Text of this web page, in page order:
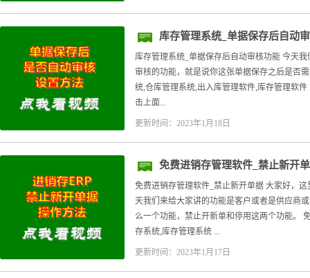
库存管理系统_单据保存后自动
库存管理系统_单据保存后自动审核功能 今天
审核的功能，就是说你这张单据保存之后是否
统,仓库管理系统,出入库管理软件,库存管理软
击上面...
更新时间：2023年1月18日
免费进销存管理软件_禁止新开
免费进销存管理软件_禁止新开单据 大家好，
天我们来给大家讲的功能是客户或者是供应商
么一个功能，禁止开新单和停用这两个功能。
存系统,库存管理系统 ...
更新时间：2023年1月17日